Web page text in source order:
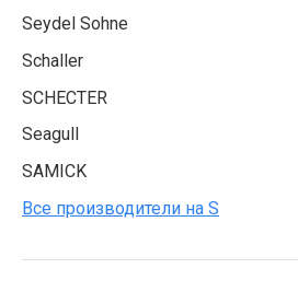
Seydel Sohne
Schaller
SCHECTER
Seagull
SAMICK
Все производители на S